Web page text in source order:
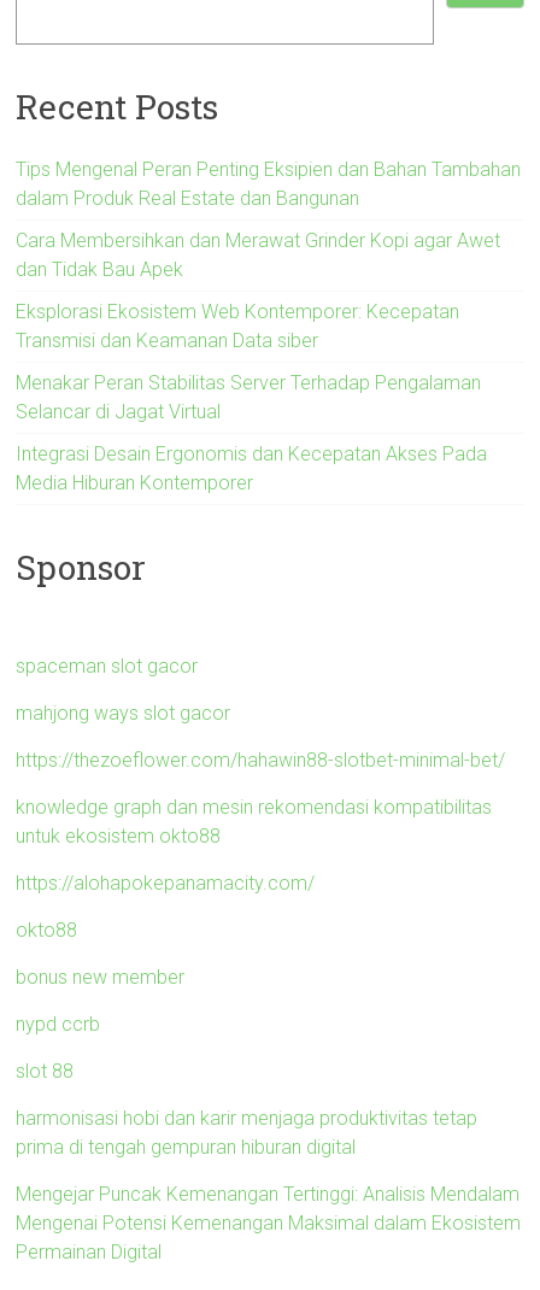
Recent Posts
Tips Mengenal Peran Penting Eksipien dan Bahan Tambahan
dalam Produk Real Estate dan Bangunan
Cara Membersihkan dan Merawat Grinder Kopi agar Awet
dan Tidak Bau Apek
Eksplorasi Ekosistem Web Kontemporer: Kecepatan
Transmisi dan Keamanan Data siber
Menakar Peran Stabilitas Server Terhadap Pengalaman
Selancar di Jagat Virtual
Integrasi Desain Ergonomis dan Kecepatan Akses Pada
Media Hiburan Kontemporer
Sponsor
spaceman slot gacor
mahjong ways slot gacor
https://thezoeflower.com/hahawin88-slotbet-minimal-bet/
knowledge graph dan mesin rekomendasi kompatibilitas
untuk ekosistem okto88
https://alohapokepanamacity.com/
okto88
bonus new member
nypd ccrb
slot 88
harmonisasi hobi dan karir menjaga produktivitas tetap
prima di tengah gempuran hiburan digital
Mengejar Puncak Kemenangan Tertinggi: Analisis Mendalam
Mengenai Potensi Kemenangan Maksimal dalam Ekosistem
Permainan Digital